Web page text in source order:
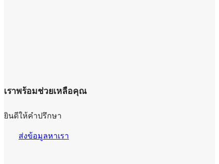
เราพร้อมช่วยเหลือคุณ
ยินดีให้คำปรึกษา
ส่งข้อมูลหาเรา